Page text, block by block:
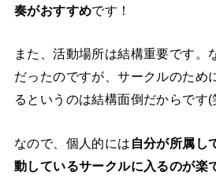
奏がおすすめです！
また、活動場所は結構重要です。
だったのですが、サークルのため
るというのは結構面倒だからです(
なので、個人的には 自分が所属し
動しているサークルに入るのが楽